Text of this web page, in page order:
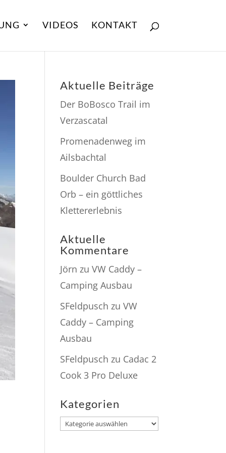
VIDEOS KONTAKT
Aktuelle Beiträge
Der BoBosco Trail im
Verzascatal
Promenadenweg im
Ailsbachtal
Boulder Church Bad
Orb – ein göttliches
Klettererlebnis
Aktuelle
Kommentare
Jörn zuVW Caddy –
Camping Ausbau
SFeldpusch zuVW
Caddy – Camping
Ausbau
SFeldpusch zu Cadac 2
Cook 3 Pro Deluxe
Kategorien
Kategorien